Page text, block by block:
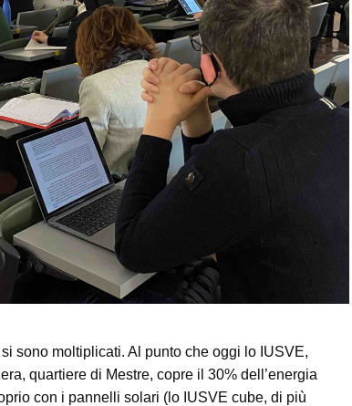
sono moltiplicati. Al punto che oggi lo IUSVE,
quartiere di Mestre, copre il 30% dell’energia
con i pannelli solari (lo IUSVE cube, di più